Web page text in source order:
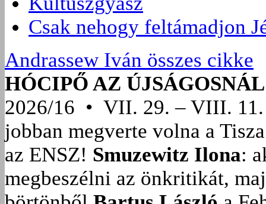
Csak nehogy feltámadjon
Andrassew Iván összes cikke
HÓCIPŐ AZ ÚJSÁGOSNÁL
2026/16 • VII. 29. – VIII. 11.
jobban megverte volna a
az ENSZ! Smuzewitz Ilona:
megbeszélni az önkritikát,